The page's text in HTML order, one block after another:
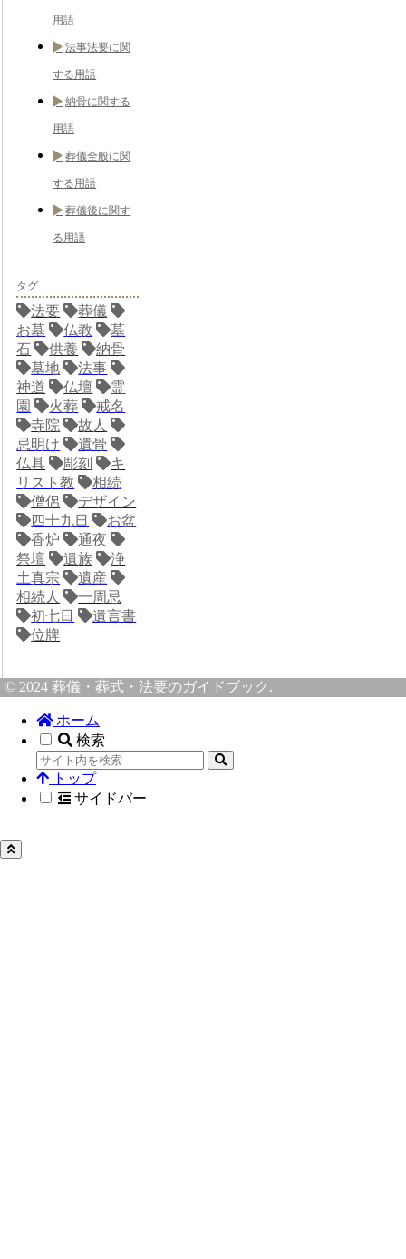
用語
法事法要に関
する用語
納骨に関する
用語
葬儀全般に関
する用語
葬儀後に関す
る用語
タグ
法要
葬儀
お墓
仏教
墓
石
供養
納骨
墓地
法事
神道
仏壇
霊
園
火葬
戒名
寺院
故人
忌明け
遺骨
仏具
彫刻
キ
リスト教
相続
僧侶
デザイン
四十九日
お盆
香炉
通夜
祭壇
遺族
浄
土真宗
遺産
相続人
一周忌
初七日
遺言書
位牌
© 2024 葬儀・葬式・法要のガイドブック.
ホーム
検索
トップ
サイドバー